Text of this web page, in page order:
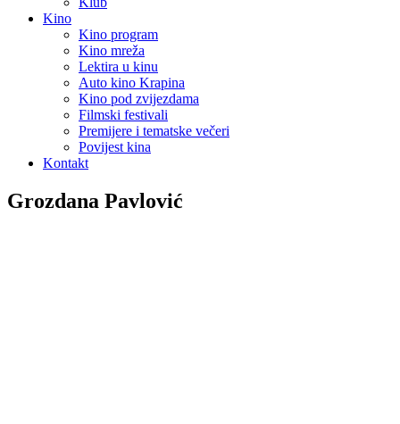
Kino
Kino program
Kino mreža
Lektira u kinu
Auto kino Krapina
Kino pod zvijezdama
Filmski festivali
Premijere i tematske večeri
Povijest kina
Kontakt
Grozdana Pavlović